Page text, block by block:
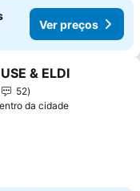
Ver preços
aos favoritos
& ELDI
52
da cidade